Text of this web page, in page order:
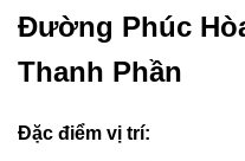
Đường Phúc
Thanh Phần
Đặc điểm vị trí: